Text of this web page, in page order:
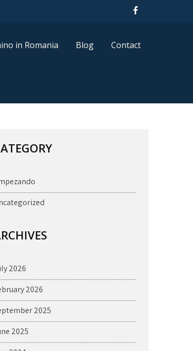
in Romania Blog Contact
2026
2026
2025
2025